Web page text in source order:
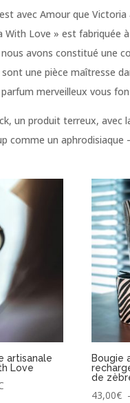
avec Amour que
With Love » est fabriquée
avons constitué une
une pièce maîtresse
merveilleux vous
un produit terreux, avec
comme un
artisanale
Love
Bougie
de
43,00€